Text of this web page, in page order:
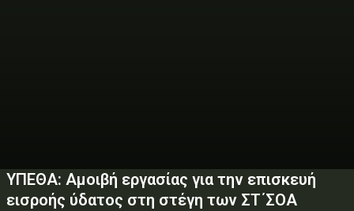
ΥΠΕΘΑ: Αμοιβή εργασίας για την επισκευή
εισροής ύδατος στη στέγη των ΣΤ΄ΣΟΑ